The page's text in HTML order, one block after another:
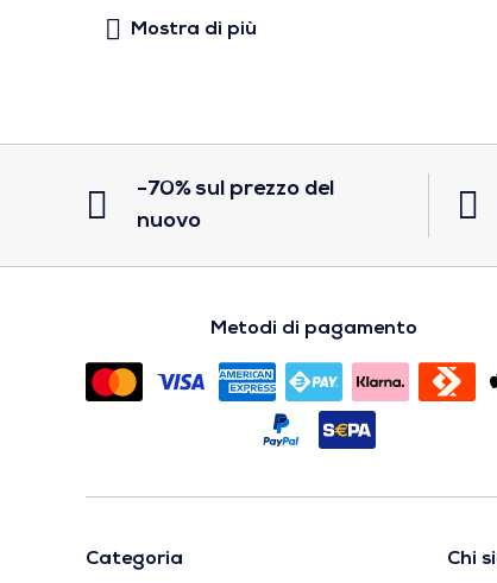
-70% sul prezzo del
nuovo
Metodi di pagamento
Categoria Chi